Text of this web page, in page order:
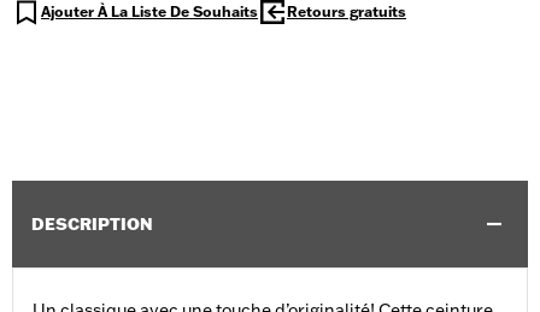
Ajouter À La Liste De Souhaits Retours gratuits
DESCRIPTION